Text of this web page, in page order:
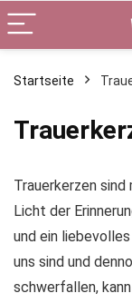
Startseite
Trauerkerzen
Licht der
und ein
uns sind und
schwerfallen,